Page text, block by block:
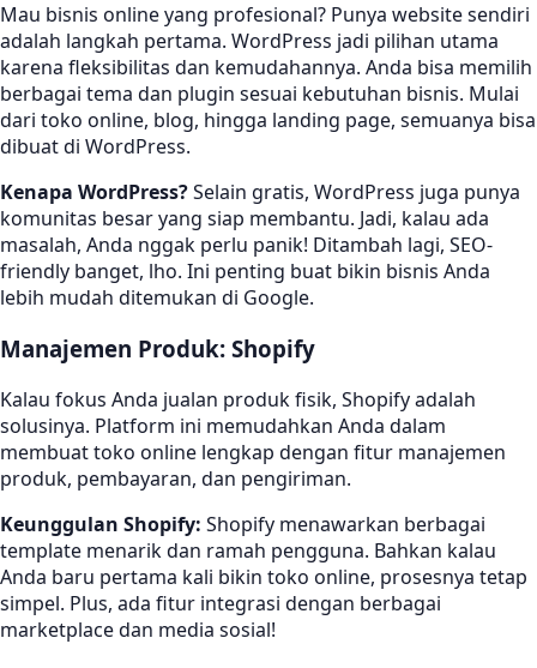
Mau bisnis online yang profesional? Punya website sendiri
adalah langkah pertama. WordPress jadi pilihan utama
karena fleksibilitas dan kemudahannya. Anda bisa memilih
berbagai tema dan plugin sesuai kebutuhan bisnis. Mulai
dari toko online, blog, hingga landing page, semuanya bisa
dibuat di WordPress.
Kenapa WordPress?Selain gratis, WordPress juga punya
komunitas besar yang siap membantu. Jadi, kalau ada
masalah, Anda nggak perlu panik! Ditambah lagi, SEO-
friendly banget, lho. Ini penting buat bikin bisnis Anda
lebih mudah ditemukan di Google.
Manajemen Produk: Shopify
Kalau fokus Anda jualan produk fisik, Shopify adalah
solusinya. Platform ini memudahkan Anda dalam
membuat toko online lengkap dengan fitur manajemen
produk, pembayaran, dan pengiriman.
Keunggulan Shopify: Shopify menawarkan berbagai
template menarik dan ramah pengguna. Bahkan kalau
Anda baru pertama kali bikin toko online, prosesnya tetap
simpel. Plus, ada fitur integrasi dengan berbagai
marketplace dan media sosial!